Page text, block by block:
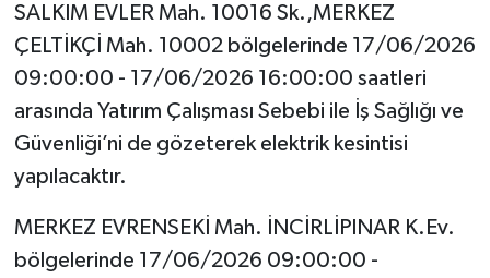
SALKIM EVLER Mah. 10016 Sk.,MERKEZ
ÇELTİKÇİ Mah. 10002 bölgelerinde 17/06/2026
09:00:00 - 17/06/2026 16:00:00 saatleri
arasında Yatırım Çalışması Sebebi ile İş Sağlığı ve
Güvenliği’ni de gözeterek elektrik kesintisi
yapılacaktır.
MERKEZ EVRENSEKİ Mah. İNCİRLİPINAR K.Ev.
bölgelerinde 17/06/2026 09:00:00 -